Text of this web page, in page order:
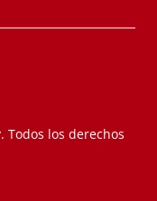
Todos los derechos